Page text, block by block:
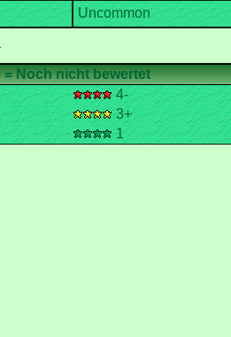
4-
3+
1